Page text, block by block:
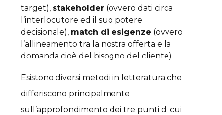
target), stakeholder(ovvero dati circa
l’interlocutore ed il suo potere
decisionale), match di esigenze (ovvero
l’allineamento tra la nostra offerta e la
domanda cioè del bisogno del cliente).
Esistono diversi metodi in letteratura che
differiscono principalmente
sull’approfondimento dei tre punti di cui